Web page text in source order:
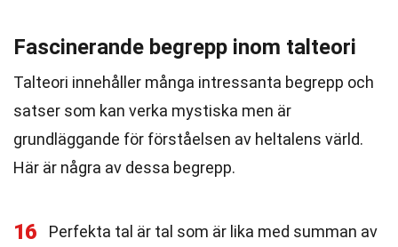
Fascinerande begrepp inom talteori
Talteori innehåller många intressanta begrepp och
satser som kan verka mystiska men är
grundläggande för förståelsen av heltalens värld.
Här är några av dessa begrepp.
16
Perfekta tal är tal som är lika med summan av